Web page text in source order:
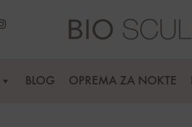
BLOG OPREMA ZA NOKTE